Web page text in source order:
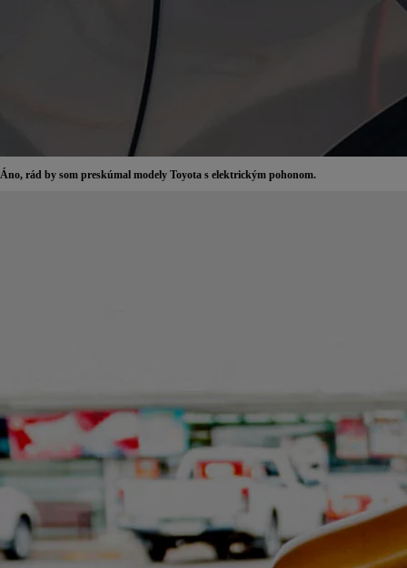
Áno, rád by som preskúmal modely Toyota s elektrickým pohonom.